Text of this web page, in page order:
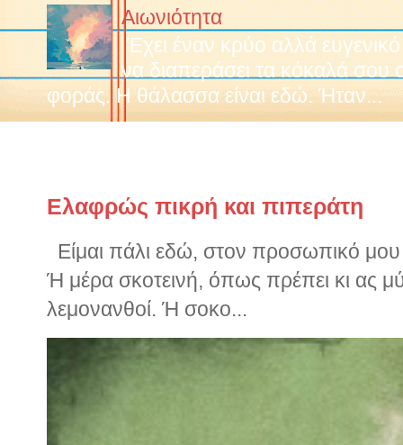
Αιωνιότητα
Έχει έναν κρύο αλλά
να διαπεράσει τα κόκαλά
φοράς. Η θάλασσα είναι εδώ. Ήταν...
Ελαφρώς πικρή και πιπεράτη
Είμαι πάλι εδώ, στον προσωπικό μου
Ή μέρα σκοτεινή, όπως πρέπει κι ας
λεμονανθοί. Ή σοκο...